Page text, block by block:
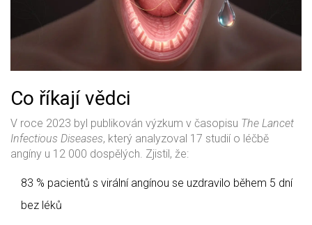
Co říkají vědci
V roce 2023 byl publikován výzkum v časopisu The Lancet
Infectious Diseases, který analyzoval 17 studií o léčbě
angíny u 12 000 dospělých. Zjistil, že:
83 % pacientů s virální angínou se uzdravilo během 5 dní
bez léků